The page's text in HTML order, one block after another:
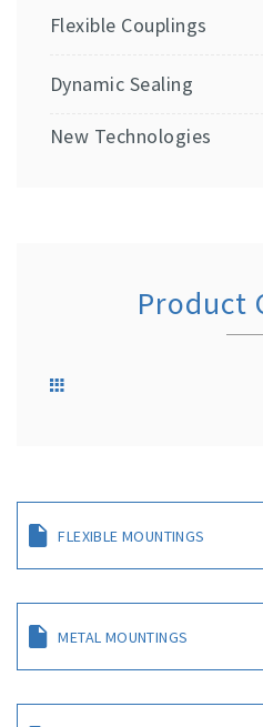
Flexible Couplings
Dynamic Sealing
New Technologies
Product
FLEXIBLE MOUNTINGS
METAL MOUNTINGS